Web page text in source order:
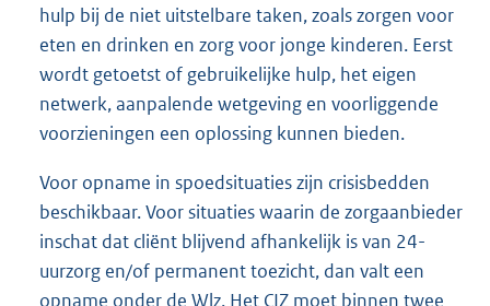
hulp bij de niet uitstelbare taken, zoals zorgen voor
eten en drinken en zorg voor jonge kinderen. Eerst
wordt getoetst of gebruikelijke hulp, het eigen
netwerk, aanpalende wetgeving en voorliggende
voorzieningen een oplossing kunnen bieden.
Voor opname in spoedsituaties zijn crisisbedden
beschikbaar. Voor situaties waarin de zorgaanbieder
inschat dat cliënt blijvend afhankelijk is van 24-
uurzorg en/of permanent toezicht, dan valt een
opname onder de Wlz. Het CIZ moet binnen twee